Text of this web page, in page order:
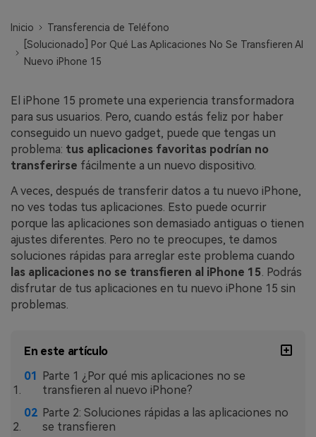
Transferencia de Datos de un
videos, SMS y otros tipos de
archivos de un teléfono a otro y a la
PC.
Apps
Mutsapper (Alias: Wutsapper)
Transfiere datos de WhatsApp y
WhatsApp Business sin restablecer los
valores de fábrica.
WhatsApp y archivos entre dispositivos
iOS y Android.
Welastseen
WeLastseen te tiene al tanto de todo
Inicio
Transferencia de Teléfono
[Solucionado] Por Qué Las Aplicaciones No Se Transfieren Al
Nuevo iPhone 15
El iPhone 15 promete una experiencia transformadora
para sus usuarios. Pero, cuando estás feliz por haber
conseguido un nuevo gadget, puede que tengas un
problema: tus aplicaciones favoritas podrían no
transferirse fácilmente a un nuevo dispositivo.
A veces, después de transferir datos a tu nuevo iPhone,
no ves todas tus aplicaciones. Esto puede ocurrir
porque las aplicaciones son demasiado antiguas o tienen
ajustes diferentes. Pero no te preocupes, te damos
soluciones rápidas para arreglar este problema cuando
las aplicaciones no se transfieren al iPhone 15 . Podrás
disfrutar de tus aplicaciones en tu nuevo iPhone 15 sin
problemas.
En este artículo
Parte 1 ¿Por qué mis aplicaciones no se
transfieren al nuevo iPhone?
Parte 2: Soluciones rápidas a las aplicaciones no
se transfieren